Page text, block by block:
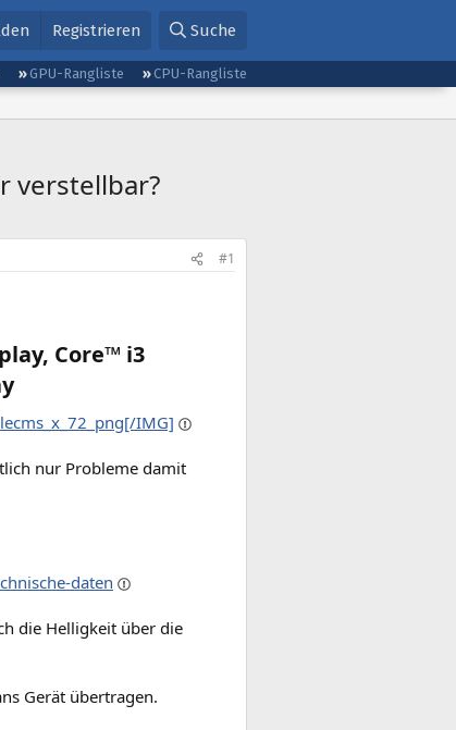
Registrieren Suche
GPU-Rangliste
CPU-Rangliste
verstellbar?
#1
Core™ i3
IMG]
nur Probleme damit
daten
die Helligkeit über die
Gerät übertragen.